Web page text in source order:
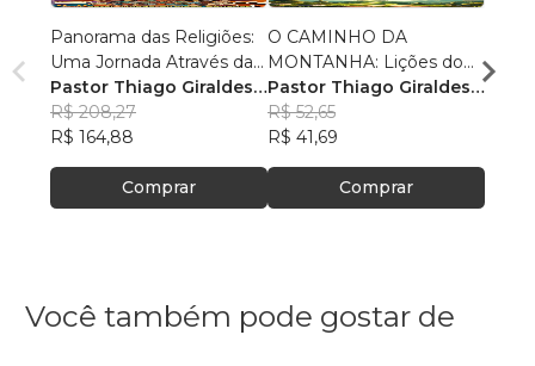
Panorama das Religiões:
Uma Jornada Através da
Diversidade Espiritual
Pastor Thiago Giraldes
Sanchez
R$ 208,27
R$ 164,88
Comprar
O CAMINHO DA
MONTANHA: Lições do
Sermão de Jesus
Pastor Thiago Giraldes
Sanchez
R$ 52,65
R$ 41,69
Comprar
O
no
Você também pode gostar de